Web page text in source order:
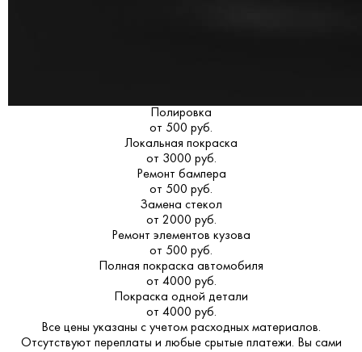
Полировка
от 500 руб.
Локальная покраска
от 3000 руб.
Ремонт бампера
от 500 руб.
Замена стекол
от 2000 руб.
Ремонт элементов кузова
от 500 руб.
Полная покраска автомобиля
от 4000 руб.
Покраска одной детали
от 4000 руб.
Все цены указаны с учетом расходных материалов.
Отсутствуют переплаты и любые срытые платежи. Вы сами